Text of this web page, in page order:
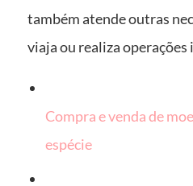
também atende outras
viaja ou realiza
Compra e venda de
espécie